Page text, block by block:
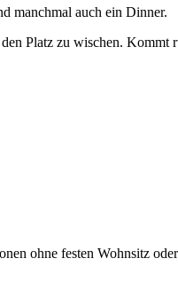
manchmal auch ein Dinner.
Platz zu wischen. Kommt
ohne festen Wohnsitz